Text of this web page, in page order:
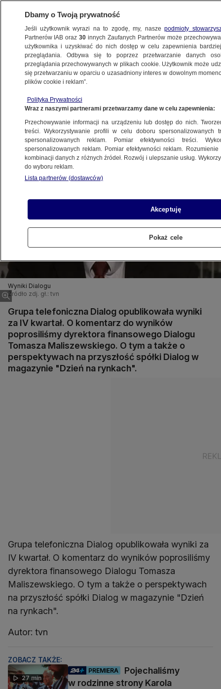
BIZNES
Z KRAJU
1.03.2010, 17:50Aktualizacja: 1.03.2010, 17:47
Udostępnij
Wyniki Dialogu
Źródło zdj. gł.: tvn
Grupa telefoniczna Dialog opublikowała wyniki
za IV kwartał. O komentarz do wyników
poprosiliśmy dyrektora finansowego Dialogu
Tomasza Maliszewskiego. O tym a także o
perspektywach na przyszłość spółki Dialog w
magazynie "Dzień na rynkach".
Grupa telefoniczna Dialog opublikowała wyniki za
IV kwartał. O komentarz do wyników poprosiliśmy
dyrektora finansowego Dialogu Tomasza
Maliszewskiego. O tym a także o perspektywach
na przyszłość spółki Dialog w magazynie "Dzień
na rynkach".
Autor: tvn
ZOBACZ TAKŻE:
27 min
PREMIERA
Pojechaliśmy
w rodzinne strony Karola
Dbamy o Twoją prywatność
Jeśli użytkownik wyrazi na to zgodę, my, naszepodmioty
Partnerów IAB oraz30 innych Zaufanych Partnerów może
użytkownika i uzyskiwać do nich dostęp w celu zapewnienia
przeglądania. Odbywa się to poprzez przetwarzanie danych
przeglądania przechowywanych w plikach cookie. Użytkownik może
się przetwarzaniu w oparciu o uzasadniony interes w dowolnym
plików cookie i reklam”.
Polityka Prywatności
Wraz z naszymi partnerami przetwarzamy dane w celu zapewnienia:
Przechowywanie informacji na urządzeniu lub dostęp do nich.
treści. Wykorzystywanie profili w celu doboru spersonalizowanych
spersonalizowanych reklam. Pomiar efektywności treści.
spersonalizowanych reklam. Pomiar efektywności reklam.
kombinacji danych z różnych źródeł. Rozwój i ulepszanie usług.
do wyboru reklam.
Lista partnerów (dostawców)
Akceptuję
Pokaż cele